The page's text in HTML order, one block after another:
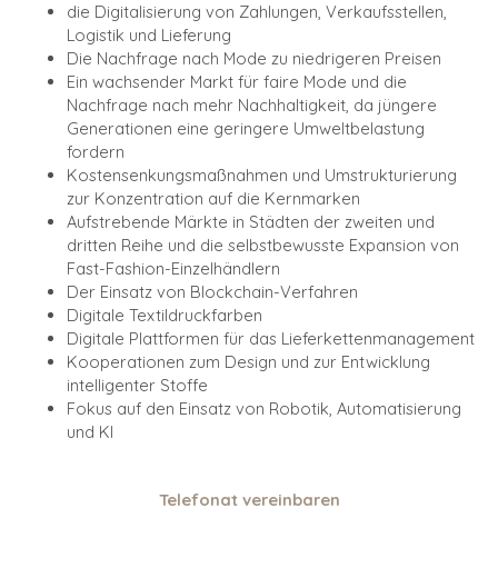
die Digitalisierung von Zahlungen, Verkaufsstellen,
Logistik und Lieferung
Die Nachfrage nach Mode zu niedrigeren Preisen
Ein wachsender Markt für faire Mode und die
Nachfrage nach mehr Nachhaltigkeit, da jüngere
Generationen eine geringere Umweltbelastung
fordern
Kostensenkungsmaßnahmen und Umstrukturierung
zur Konzentration auf die Kernmarken
Aufstrebende Märkte in Städten der zweiten und
dritten Reihe und die selbstbewusste Expansion von
Fast-Fashion-Einzelhändlern
Der Einsatz von Blockchain-Verfahren
Digitale Textildruckfarben
Digitale Plattformen für das Lieferkettenmanagement
Kooperationen zum Design und zur Entwicklung
intelligenter Stoffe
Fokus auf den Einsatz von Robotik, Automatisierung
und KI
Telefonat vereinbaren